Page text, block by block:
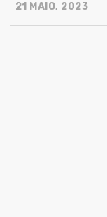
21 MAIO, 2023